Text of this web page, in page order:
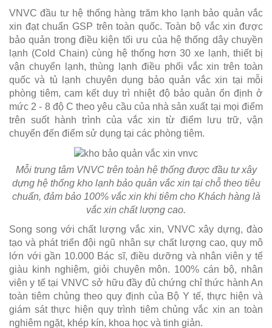
VNVC đầu tư hệ thống hàng trăm kho lạnh bảo quản vắc
xin đạt chuẩn GSP trên toàn quốc. Toàn bộ vắc xin được
bảo quản trong điều kiện tối ưu của hệ thống dây chuyền
lạnh (Cold Chain) cùng hệ thống hơn 30 xe lạnh, thiết bị
vận chuyển lạnh, thùng lạnh điều phối vắc xin trên toàn
quốc và tủ lạnh chuyên dụng bảo quản vắc xin tại mỗi
phòng tiêm, cam kết duy trì nhiệt độ bảo quản ổn định ở
mức 2 - 8 độ C theo yêu cầu của nhà sản xuất tại mọi điểm
trên suốt hành trình của vắc xin từ điểm lưu trữ, vận
chuyển đến điểm sử dụng tại các phòng tiêm.
Mỗi trung tâm VNVC trên toàn hệ thống được đầu tư xây
dựng hệ thống kho lạnh bảo quản vắc xin tại chỗ theo tiêu
chuẩn, đảm bảo 100% vắc xin khi tiêm cho Khách hàng là
vắc xin chất lượng cao.
Song song với chất lượng vắc xin, VNVC xây dựng, đào
tạo và phát triển đội ngũ nhân sự chất lượng cao, quy mô
lớn với gần 10.000 Bác sĩ, điều dưỡng và nhân viên y tế
giàu kinh nghiệm, giỏi chuyên môn. 100% cán bộ, nhân
viên y tế tại VNVC sở hữu đầy đủ chứng chỉ thức hành An
toàn tiêm chủng theo quy định của Bộ Y tế, thực hiện và
giám sát thực hiện quy trình tiêm chủng vắc xin an toàn
nghiêm ngặt, khép kín, khoa học và tinh giản.